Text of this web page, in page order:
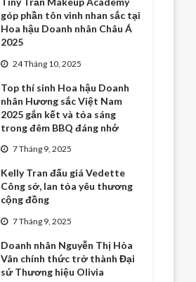
góp phần tôn vinh nhan sắc tại
Hoa hậu Doanh nhân Châu Á
2025
24 Tháng 10, 2025
Top thí sinh Hoa hậu Doanh
nhân Hương sắc Việt Nam
2025 gắn kết và tỏa sáng
trong đêm BBQ đáng nhớ
7 Tháng 9, 2025
Kelly Tran đấu giá Vedette
Công sở, lan tỏa yêu thương
cộng đồng
7 Tháng 9, 2025
Doanh nhân Nguyễn Thị Hòa
Vân chính thức trở thành Đại
sứ Thương hiệu Olivia